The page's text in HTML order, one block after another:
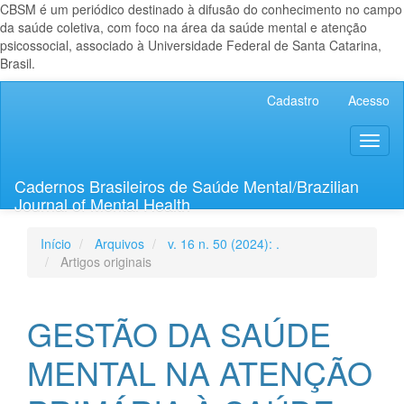
CBSM é um periódico destinado à difusão do conhecimento no campo
da saúde coletiva, com foco na área da saúde mental e atenção
psicossocial, associado à Universidade Federal de Santa Catarina,
Brasil.
Lateral
Cadastro Acesso
Cadernos Brasileiros de Saúde Mental/Brazilian
Journal of Mental Health
Início Arquivos
v. 16 n. 50 (2024): .
Artigos originais
GESTÃO DA SAÚDE
MENTAL NA ATENÇÃO